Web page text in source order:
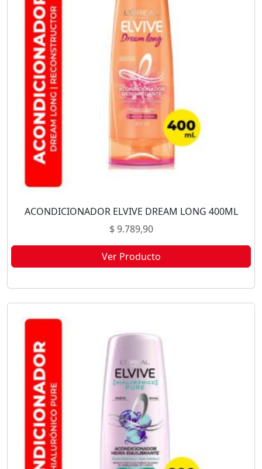
ACONDICIONADOR ELVIVE DREAM LONG 400ML
$9.789,90
Ver Producto